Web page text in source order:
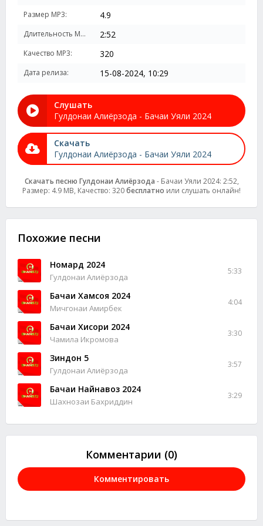
Размер MP3: 4.9
Длительность MP3: 2:52
Качество MP3: 320
Дата релиза: 15-08-2024, 10:29
Слушать
Гулдонаи Алиёрзода - Бачаи Уяли 2024
Скачать
Гулдонаи Алиёрзода - Бачаи Уяли 2024
Скачать песню Гулдонаи Алиёрзода - Бачаи Уяли 2024: 2:52,
Размер: 4.9 MB, Качество: 320бесплатно или слушать онлайн!
Похожие песни
Номард 2024
Гулдонаи Алиёрзода
5:33
Бачаи Хамсоя 2024
Мичгонаи Амирбек
4:04
Бачаи Хисори 2024
Чамила Икромова
3:30
Зиндон 5
Гулдонаи Алиёрзода
3:57
Бачаи Найнавоз 2024
Шахнозаи Бахриддин
3:29
Комментарии (0)
Комментировать